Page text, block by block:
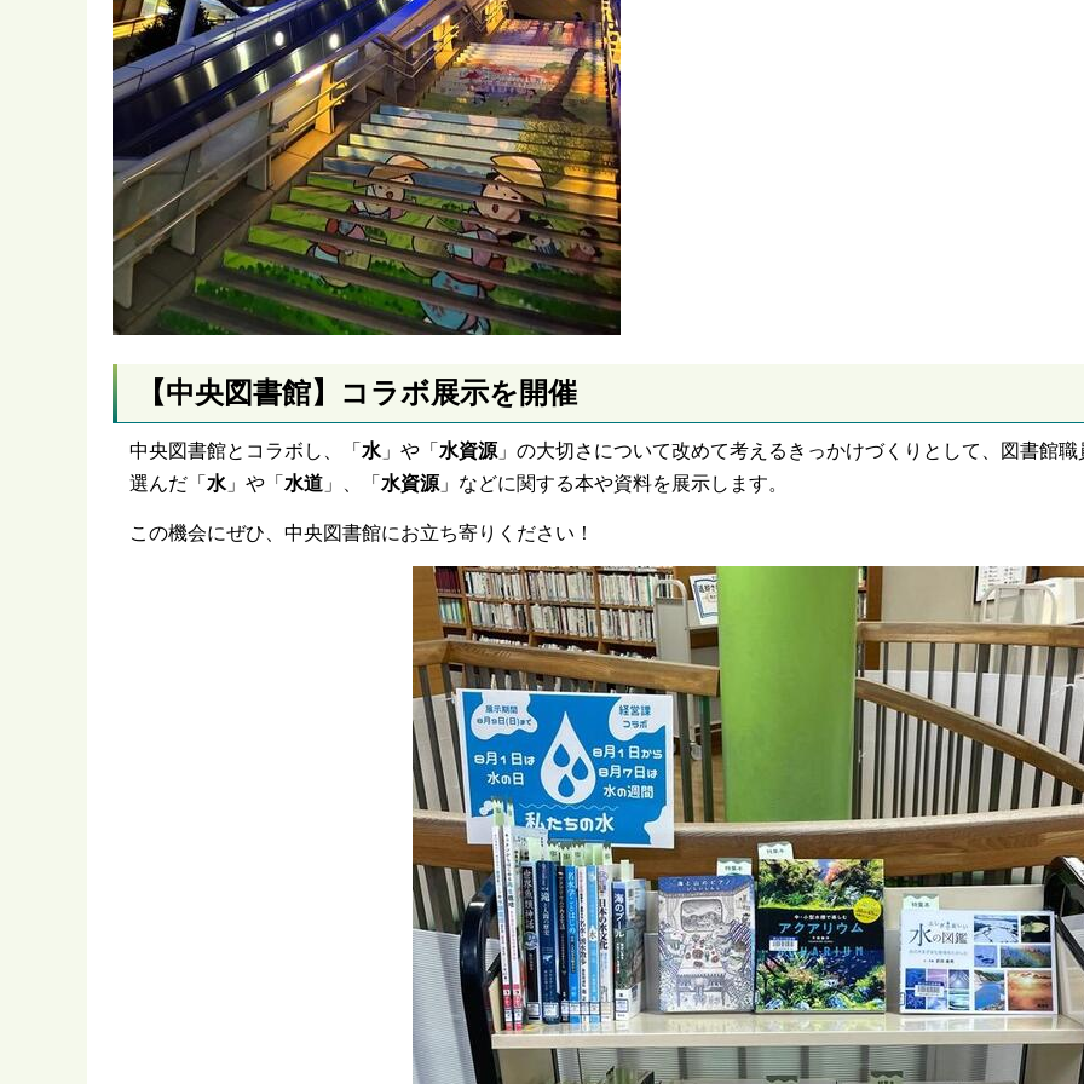
【中央図書館】コラボ展示を開催
中央図書館とコラボし、「 水」や「 水資源」の大切さについて改めて考えるきっかけづくりとして、図書館職
選んだ「 水」や「 水道」、「 水資源」などに関する本や資料を展示します。
この機会にぜひ、中央図書館にお立ち寄りください！